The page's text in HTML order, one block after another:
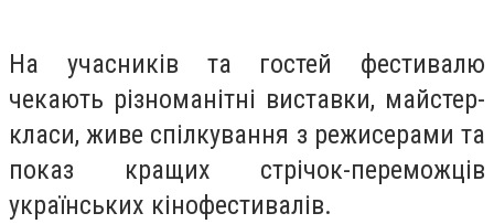
На учасників та гостей фестивалю
чекають різноманітні виставки, майстер-
класи, живе спілкування з режисерами та
показ кращих стрічок-переможців
українських кінофестивалів.